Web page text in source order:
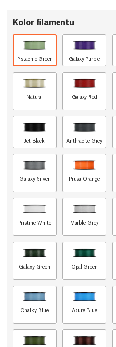
Kolor filamentu
Pistachio Green Galaxy Purple
Natural Galaxy Red
Jet Black Anthracite Grey
Galaxy Silver Prusa Orange
Pristine White Marble Grey
Galaxy Green Opal Green
Chalky Blue Azure Blue